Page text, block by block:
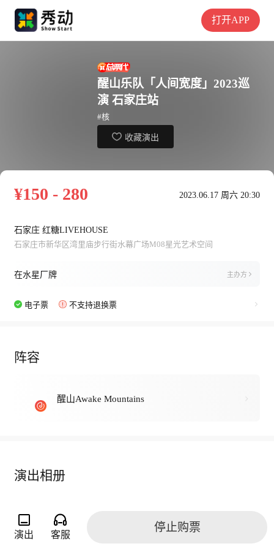
打开APP
醒山乐队「人间宽度」2023巡
演 石家庄站
#核
收藏演出
¥150 - 280 2023.06.17 周六 20:30
石家庄 红糖LIVEHOUSE
石家庄市新华区湾里庙步行街水幕广场M08星光艺术空间
在水星厂牌 主办方
电子票 不支持退换票
阵容
醒山Awake Mountains
演出相册
演出 客服
停止购票